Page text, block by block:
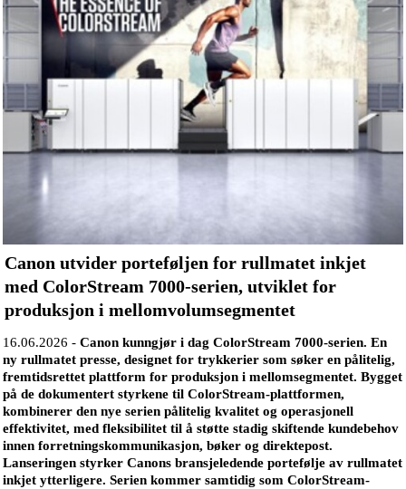
Canon utvider porteføljen for rullmatet inkjet
med ColorStream 7000-serien, utviklet for
produksjon i mellomvolumsegmentet
16.06.2026 - Canon kunngjør i dag ColorStream 7000-serien. En
ny rullmatet presse, designet for trykkerier som søker en pålitelig,
fremtidsrettet plattform for produksjon i mellomsegmentet. Bygget
på de dokumentert styrkene til ColorStream-plattformen,
kombinerer den nye serien pålitelig kvalitet og operasjonell
effektivitet, med fleksibilitet til å støtte stadig skiftende kundebehov
innen forretningskommunikasjon, bøker og direktepost.
Lanseringen styrker Canons bransjeledende portefølje av rullmatet
inkjet ytterligere. Serien kommer samtidig som ColorStream-